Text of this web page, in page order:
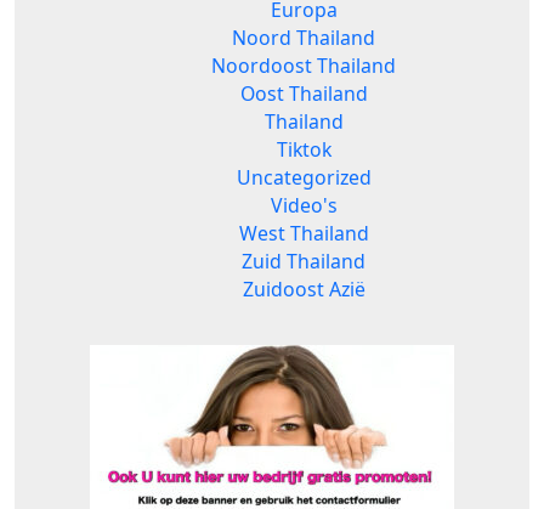
Europa
Noord Thailand
Noordoost Thailand
Oost Thailand
Thailand
Tiktok
Uncategorized
Video's
West Thailand
Zuid Thailand
Zuidoost Azië